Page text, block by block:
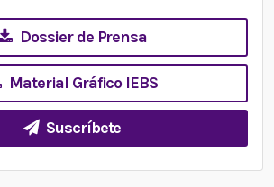
Dossier de Prensa
Material Gráfico IEBS
Suscríbete